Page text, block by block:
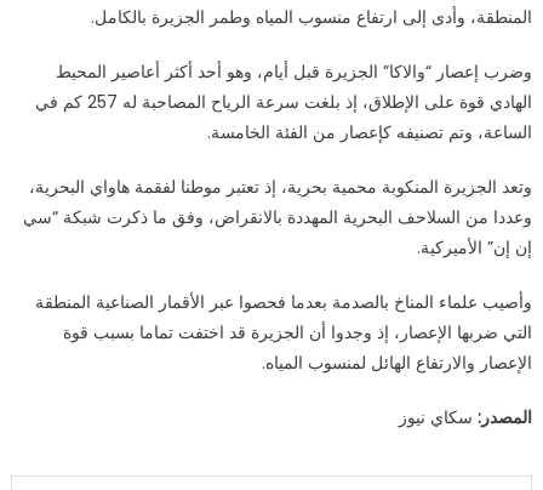
والعلماء
صدمة
مغلقة
المنطقة، وأدى إلى ارتفاع منسوب المياه وطمر الجزيرة بالكامل.
وضرب إعصار “والاكا” الجزيرة قبل أيام، وهو أحد أكثر أعاصير المحيط
الهادي قوة على الإطلاق، إذ بلغت سرعة الرياح المصاحبة له 257 كم في
الساعة، وتم تصنيفه كإعصار من الفئة الخامسة.
وتعد الجزيرة المنكوبة محمية بحرية، إذ تعتبر موطنا لفقمة هاواي البحرية،
وعددا من السلاحف البحرية المهددة بالانقراض، وفق ما ذكرت شبكة “سي
إن إن” الأميركية.
وأصيب علماء المناخ بالصدمة بعدما فحصوا عبر الأقمار الصناعية المنطقة
التي ضربها الإعصار، إذ وجدوا أن الجزيرة قد اختفت تماما بسبب قوة
الإعصار والارتفاع الهائل لمنسوب المياه.
المصدر: سكاي نيوز